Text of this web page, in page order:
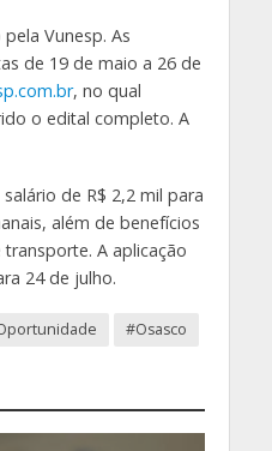
Vunesp. As
de 19 de maio a 26 de
, no qual
o edital completo. A
de R$ 2,2 mil para
além de benefícios
A aplicação
24 de julho.
#Osasco